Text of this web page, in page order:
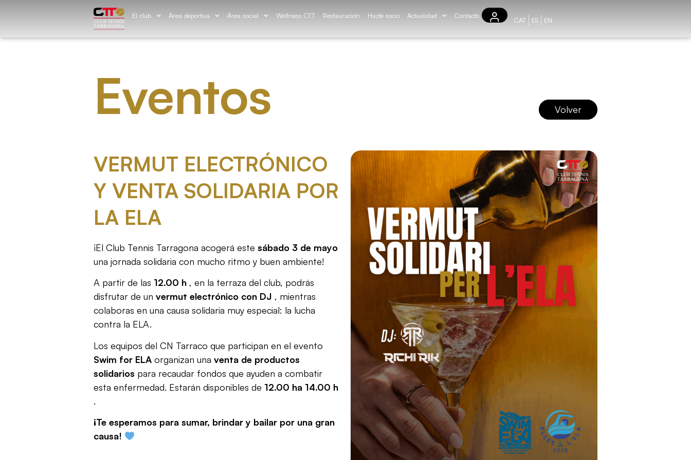
El club Área deportiva Área social Wellness CTT Restauración Hazte socio Actualidad Contacto
CAT ES EN
Eventos Volver
VERMUT ELECTRÓNICO
Y VENTA SOLIDARIA POR
LA ELA
¡El Club Tennis Tarragona acogerá este sábado 3 de mayo
una jornada solidaria con mucho ritmo y buen ambiente!
A partir de las 12.00 h , en la terraza del club, podrás
disfrutar de un vermut electrónico con DJ , mientras
colaboras en una causa solidaria muy especial: la lucha
contra la ELA.
Los equipos del CN ​​Tarraco que participan en el evento
Swim for ELA organizan una venta de productos
solidarios para recaudar fondos que ayuden a combatir
esta enfermedad. Estarán disponibles de 12.00 ha 14.00 h
.
¡Te esperamos para sumar, brindar y bailar por una gran
causa!